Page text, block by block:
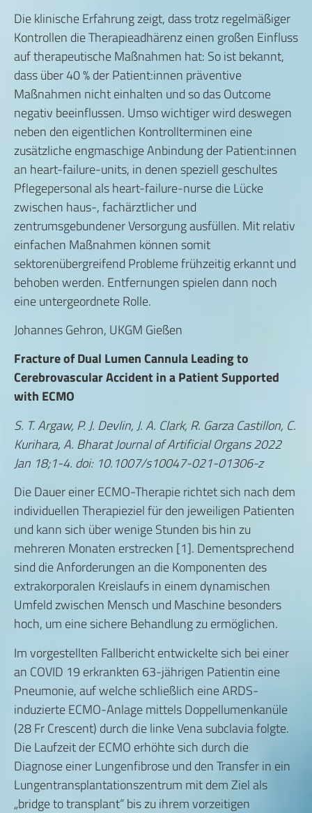
Die klinische Erfahrung zeigt, dass trotz regelmäßiger
Kontrollen die Therapieadhärenz einen großen Einfluss
auf therapeutische Maßnahmen hat: So ist bekannt,
dass über 40 % der Patient:innen präventive
Maßnahmen nicht einhalten und so das Outcome
negativ beeinflussen. Umso wichtiger wird deswegen
neben den eigentlichen Kontrollterminen eine
zusätzliche engmaschige Anbindung der Patient:innen
an heart-failure-units, in denen speziell geschultes
Pflegepersonal als heart-failure-nurse die Lücke
zwischen haus-, fachärztlicher und
zentrumsgebundener Versorgung ausfüllen. Mit relativ
einfachen Maßnahmen können somit
sektorenübergreifend Probleme frühzeitig erkannt und
behoben werden. Entfernungen spielen dann noch
eine untergeordnete Rolle.
Johannes Gehron, UKGM Gießen
Fracture of Dual Lumen Cannula Leading to
Cerebrovascular Accident in a Patient Supported
with ECMO
S. T. Argaw, P. J. Devlin, J. A. Clark, R. Garza Castillon, C.
Kurihara, A. Bharat Journal of Artificial Organs 2022
Jan 18;1-4. doi: 10.1007/s10047-021-01306-z
Die Dauer einer ECMO-Therapie richtet sich nach dem
individuellen Therapieziel für den jeweiligen Patienten
und kann sich über wenige Stunden bis hin zu
mehreren Monaten erstrecken [1]. Dementsprechend
sind die Anforderungen an die Komponenten des
extrakorporalen Kreislaufs in einem dynamischen
Umfeld zwischen Mensch und Maschine besonders
hoch, um eine sichere Behandlung zu ermöglichen.
Im vorgestellten Fallbericht entwickelte sich bei einer
an COVID 19 erkrankten 63-jährigen Patientin eine
Pneumonie, auf welche schließlich eine ARDS-
induzierte ECMO-Anlage mittels Doppellumenkanüle
(28 Fr Crescent) durch die linke Vena subclavia folgte.
Die Laufzeit der ECMO erhöhte sich durch die
Diagnose einer Lungenfibrose und den Transfer in ein
Lungentransplantationszentrum mit dem Ziel als
„bridge to transplant“ bis zu ihrem vorzeitigen